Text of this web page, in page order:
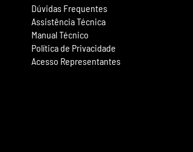
Dúvidas Frequentes
Assistência Técnica
Manual Técnico
Política de Privacidade
Acesso Representantes